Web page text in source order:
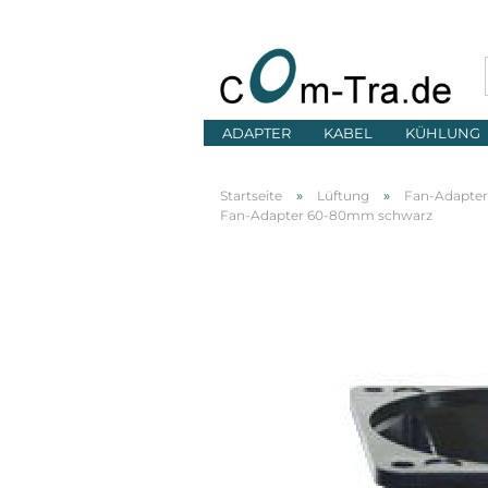
ADAPTER KABEL KÜHLUNG
Startseite » Lüftung » Fan-
Fan-Adapter 60-80mm schwarz